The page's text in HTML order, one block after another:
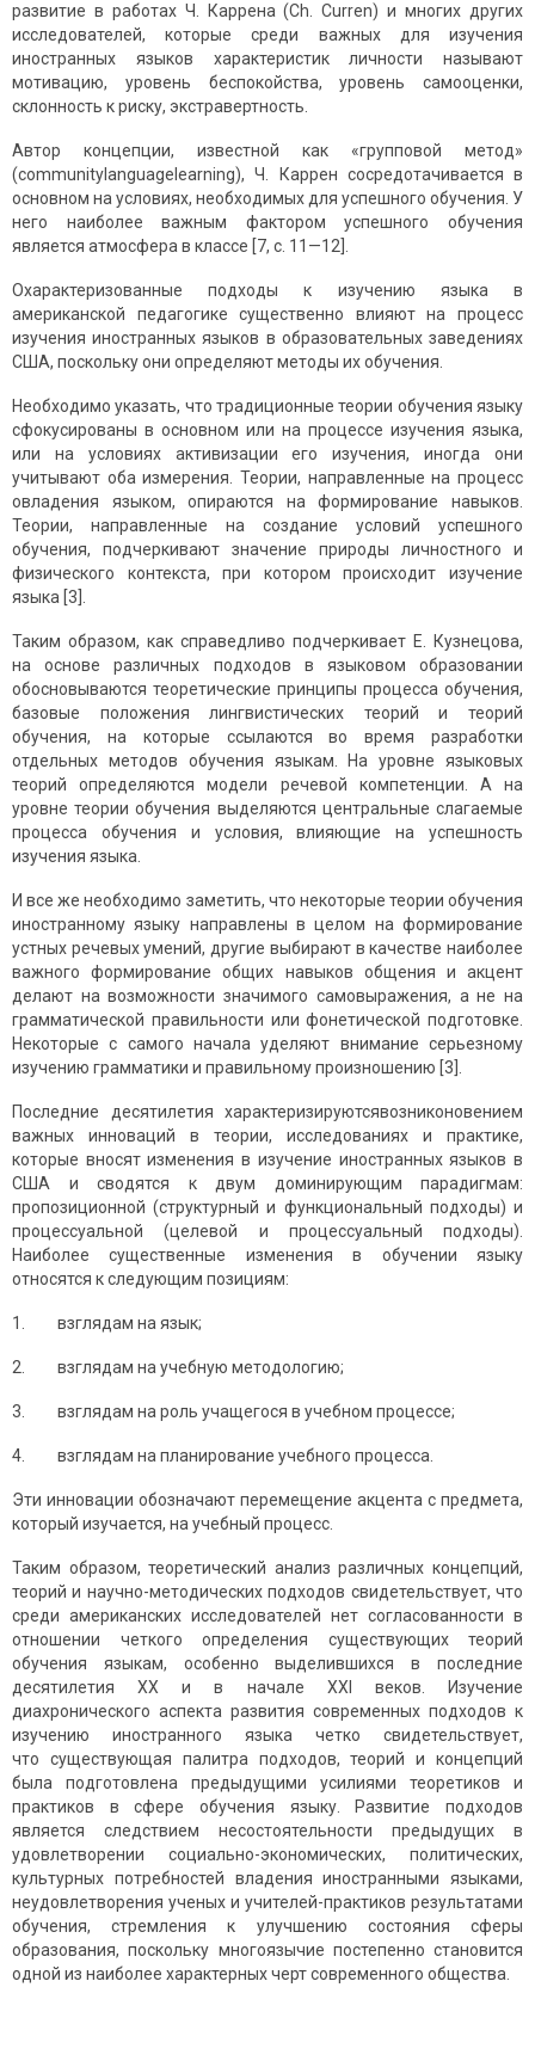
развитие в работах Ч. Каррена (Ch. Curren) и многих других
исследователей, которые среди важных для изучения
иностранных языков характеристик личности называют
мотивацию, уровень беспокойства, уровень самооценки,
склонность к риску, экстравертность.
Автор концепции, известной как «групповой метод»
(communitylanguagelearning), Ч. Каррен сосредотачивается в
основном на условиях, необходимых для успешного обучения. У
него наиболее важным фактором успешного обучения
является атмосфера в классе [7, с. 11—12].
Охарактеризованные подходы к изучению языка в
американской педагогике существенно влияют на процесс
изучения иностранных языков в образовательных заведениях
США, поскольку они опреде­ляют методы их обучения.
Необходимо указать, что традиционные теории обучения языку
сфокусированы в основном или на процессе изучения языка,
или на условиях активизации его изучения, иногда они
учитывают оба измерения. Теории, направленные на процесс
овладения языком, опираются на формирование навыков.
Теории, направленные на создание условий успешного
обучения, подчеркивают значение природы личностного и
физического контекста, при котором происходит изучение
языка [3].
Таким образом, как справедливо подчеркивает Е. Кузнецова,
на основе различных подходов в языковом образовании
обосновы­ваются теоретические принципы процесса обучения,
базовые положения лингвистических теорий и теорий
обучения, на которые ссылаются во время разработки
отдельных методов обучения языкам. На уровне языковых
теорий определяются модели речевой компетенции. А на
уровне теории обучения выделяются центральные слагаемые
процесса обучения и условия, влияющие на успешность
изучения языка.
И все же необходимо заметить, что некоторые теории обучения
иностранному языку направлены в целом на формирование
устных речевых умений, другие выбирают в качестве наиболее
важного формирование общих навыков общения и акцент
делают на возможности значимого самовыражения, а не на
грамматической правильности или фонетической подготовке.
Некоторые с самого начала уделяют внимание серьезному
изучению грамматики и правильному произношению [3].
Последние десятилетия характеризируютсявозниконовением
важных инноваций в теории, исследованиях и практике,
которые вносят изменения в изучение иностранных языков в
США и сводятся к двум доминирующим парадигмам:
пропозиционной (структурный и функциональный подходы) и
процессуальной (целевой и процес­суальный подходы).
Наиболее существенные изменения в обучении языку
относятся к следующим позициям:
1. взглядам на язык;
2. взглядам на учебную методологию;
3. взглядам на роль учащегося в учебном процессе;
4. взглядам на планирование учебного процесса.
Эти инновации обозначают перемещение акцента с предмета,
который изучается, на учебный процесс.
Таким образом, теоретический анализ различных концепций,
теорий и научно-методических подходов свидетельствует, что
среди американских исследователей нет согласованности в
отношении четкого определения существующих теорий
обучения языкам, особенно выделившихся в последние
десятилетия ХХ и в начале ХХІ веков. Изучение
диахронического аспекта развития современных подходов к
изучению иностранного языка четко свидетельствует,
что существующая палитра подходов, теорий и концепций
была подготовлена предыдущими усилиями теоретиков и
практиков в сфере обучения языку. Развитие подходов
является следствием несостоя­тельности предыдущих в
удовлетворении социально-экономических, политических,
культурных потребностей владения иностранными языками,
неудовлетворения ученых и учителей-практиков резуль­татами
обучения, стремления к улучшению состояния сферы
образования, поскольку многоязычие постепенно становится
одной из наиболее характерных черт современного общества.